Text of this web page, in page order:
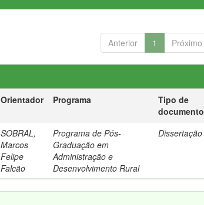
Anterior 1 Próximo
Orientador Programa
Tipo de
documento
SOBRAL,
Marcos
Felipe
Falcão
Programa de Pós-
Graduação em
Administração e
Desenvolvimento Rural
Dissertação